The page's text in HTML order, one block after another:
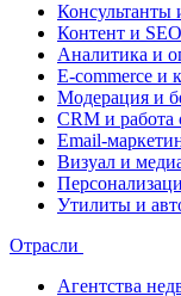
Консультанты
Контент и SEO
Аналитика и
E-commerce и
Модерация и
CRM и работа
Email-
Визуал и
Утилиты и
Отрасли
Агентства